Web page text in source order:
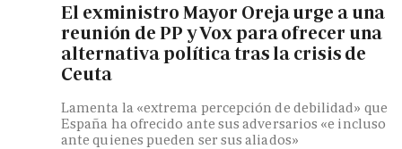
El exministro Mayor Oreja urge a una
reunión de PP y Vox para ofrecer una
alternativa política tras la crisis de
Ceuta
Lamenta la «extrema percepción de debilidad» que
España ha ofrecido ante sus adversarios «e incluso
ante quienes pueden ser sus aliados»